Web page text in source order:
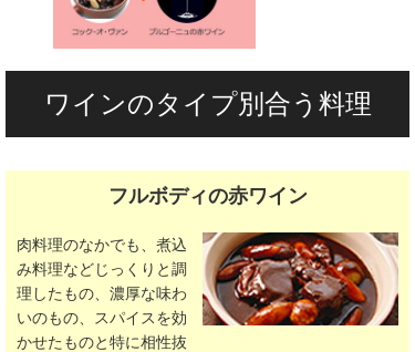
ワインのタイプ別合う料理
フルボディの赤ワイン
肉料理のなかでも、煮込
み料理などじっくりと調
理したもの、濃厚な味わ
いのもの、スパイスを効
かせたものと特に相性抜